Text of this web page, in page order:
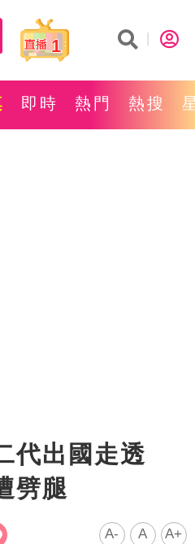
1
即時 熱門 熱搜
代出國走透
劈腿
A- A A+